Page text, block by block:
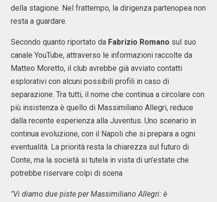
della stagione. Nel frattempo, la dirigenza partenopea non
resta a guardare.
Secondo quanto riportato da Fabrizio Romano sul suo
canale YouTube, attraverso le informazioni raccolte da
Matteo Moretto, il club avrebbe già avviato contatti
esplorativi con alcuni possibili profili in caso di
separazione. Tra tutti, il nome che continua a circolare con
più insistenza è quello di Massimiliano Allegri, reduce
dalla recente esperienza alla Juventus. Uno scenario in
continua evoluzione, con il Napoli che si prepara a ogni
eventualità. La priorità resta la chiarezza sul futuro di
Conte, ma la società si tutela in vista di un’estate che
potrebbe riservare colpi di scena
"Vi diamo due piste per Massimiliano Allegri: è